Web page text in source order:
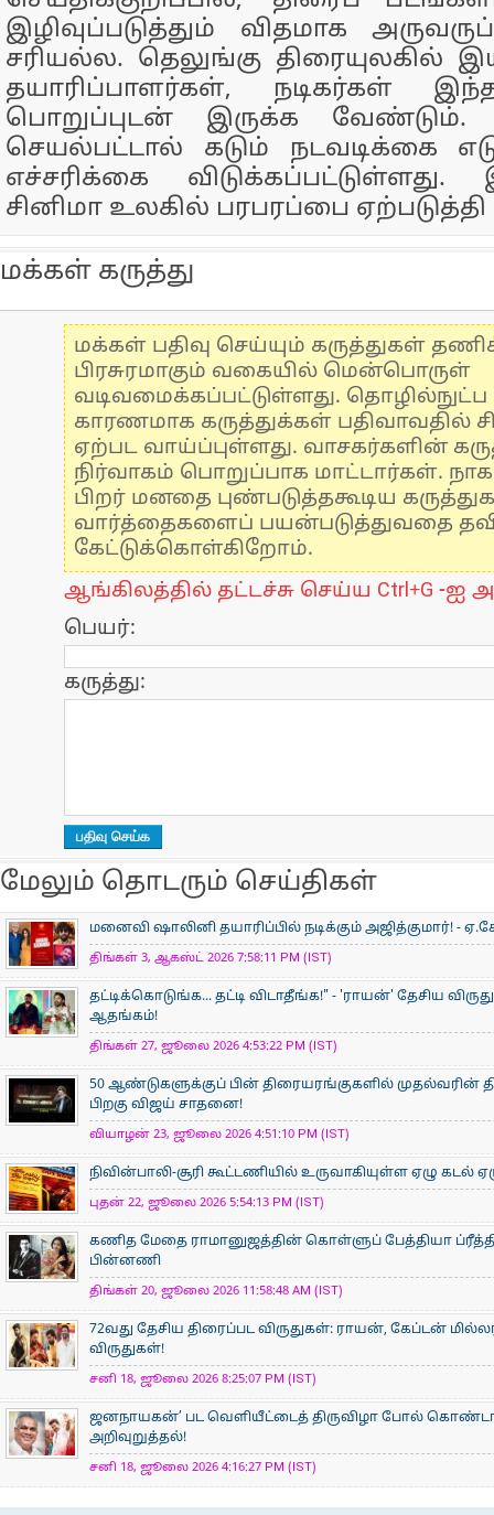
இழிவுப்படுத்தும் விதமாக
சரியல்ல. தெலுங்கு திரையுலகில்
தயாரிப்பாளர்கள், நடிகர்கள்
பொறுப்புடன் இருக்க வேண்டும்.
செயல்பட்டால் கடும் நடவடிக்கை
எச்சரிக்கை விடுக்கப்பட்டுள்ளது.
சினிமா உலகில் பரபரப்பை ஏற்படுத்தி
மக்கள் கருத்து
மக்கள் பதிவு செய்யும் கருத்துகள்
பிரசுரமாகும் வகையில் மென்பொருள்
வடிவமைக்கப்பட்டுள்ளது.
காரணமாக கருத்துக்கள் பதிவாவதில்
ஏற்பட வாய்ப்புள்ளது. வாசகர்களின்
நிர்வாகம் பொறுப்பாக மாட்டார்கள்.
பிறர் மனதை புண்படுத்தகூடிய
வார்த்தைகளைப் பயன்படுத்துவதை
கேட்டுக்கொள்கிறோம்.
ஆங்கிலத்தில் தட்டச்சு செய்ய Ctrl+G -ஐ
பெயர்:
கருத்து:
மேலும் தொடரும் செய்திகள்
மனைவி ஷாலினி தயாரிப்பில் நடிக்கும் அஜித்குமார்! -
திங்கள் 3, ஆகஸ்ட் 2026 7:58:11 PM (IST)
தட்டிக்கொடுங்க... தட்டி விடாதீங்க!" - 'ராயன்' தேசிய
ஆதங்கம்!
திங்கள் 27, ஜூலை 2026 4:53:22 PM (IST)
50 ஆண்டுகளுக்குப் பின் திரையரங்குகளில் முதல்வரின்
பிறகு விஜய் சாதனை!
வியாழன் 23, ஜூலை 2026 4:51:10 PM (IST)
நிவின்பாலி-சூரி கூட்டணியில் உருவாகியுள்ள ஏழு கடல்
புதன் 22, ஜூலை 2026 5:54:13 PM (IST)
கணித மேதை ராமானுஜத்தின் கொள்ளுப் பேத்தியா
பின்னணி
திங்கள் 20, ஜூலை 2026 11:58:48 AM (IST)
72வது தேசிய திரைப்பட விருதுகள்: ராயன், கேப்டன்
விருதுகள்!
சனி 18, ஜூலை 2026 8:25:07 PM (IST)
ஜனநாயகன்’ பட வெளியீட்டைத் திருவிழா போல்
அறிவுறுத்தல்!
சனி 18, ஜூலை 2026 4:16:27 PM (IST)